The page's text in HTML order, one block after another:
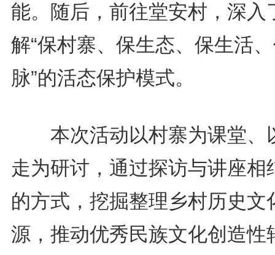
能。随后，前往堂安村，深入
解“保村寨、保生态、保生活
脉”的活态保护模式。
本次活动以村寨为课堂、
走为研讨，通过探访与讲座相
的方式，挖掘整理乡村历史文
源，推动优秀民族文化创造性